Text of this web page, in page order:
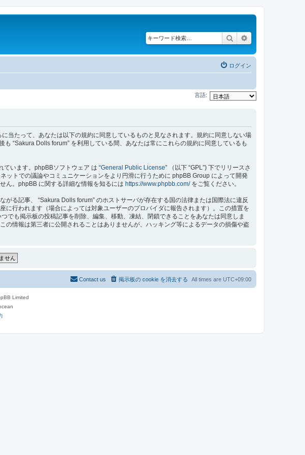
検索
ログイン
言語:
に当たって、あなたは以下の規約に同意しているものと見なされます。規約に同意しない場
“Sakura Dolls forum” を利用している間、あなたは常にこれらの規約に同意しているも
ています。phpBBソフトウェア は “General Public License” （以下 “GPL”) 下でリリースさ
ットでの議論やコミュニケーションをより円滑に行うために phpBB Group によって開発
ん。phpBB に関する詳細な情報を知るには https://www.phpbb.com/をご覧ください。
る記事、 “Sakura Dolls forum” のホストサーバが存在する国の法律または国際法に違反
行われます（場合によっては対象ユーザーのプロバイダに報告されます）。この措置を
でも掲示板の投稿記事を削除、編集、移動、凍結、閉鎖できることをあなたは同意しま
情報は第三者に公開されることはありませんが、ハッキング等によるデータの損傷や盗
All times are UTC+09:00
掲示板の cookie を消去する
Contact us
Limited